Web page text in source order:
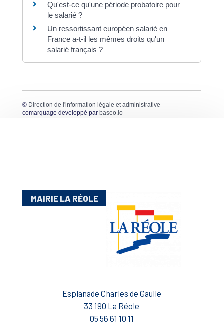
Qu'est-ce qu'une période probatoire pour
le salarié ?
Un ressortissant européen salarié en
France a-t-il les mêmes droits qu'un
salarié français ?
© Direction de l'information légale et administrative
comarquage developpé par baseo.io
MAIRIE LA RÉOLE
Esplanade Charles de Gaulle
33 190 La Réole
05 56 61 10 11